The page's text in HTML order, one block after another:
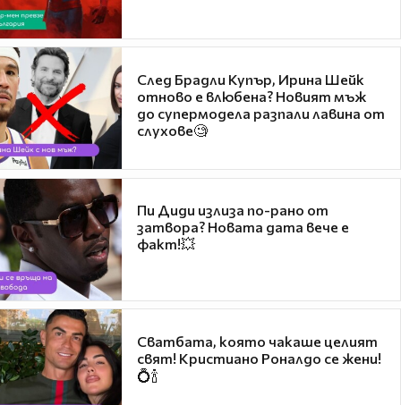
След Брадли Купър, Ирина Шейк
отново е влюбена? Новият мъж
до супермодела разпали лавина от
слухове🧐
Пи Диди излиза по-рано от
затвора? Новата дата вече е
факт!💥
Сватбата, която чакаше целият
свят! Кристиано Роналдо се жени!
💍🍾